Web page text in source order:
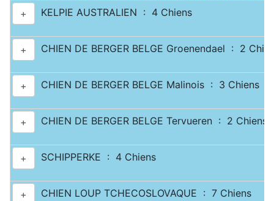
+
KELPIE AUSTRALIEN : 4 Chiens
+ CHIEN DE BERGER BELGE Groenendael : 2
+ CHIEN DE BERGER BELGE Malinois : 3 Chiens
+ CHIEN DE BERGER BELGE Tervueren : 2 Chiens
+ SCHIPPERKE : 4 Chiens
+ CHIEN LOUP TCHECOSLOVAQUE : 7 Chiens